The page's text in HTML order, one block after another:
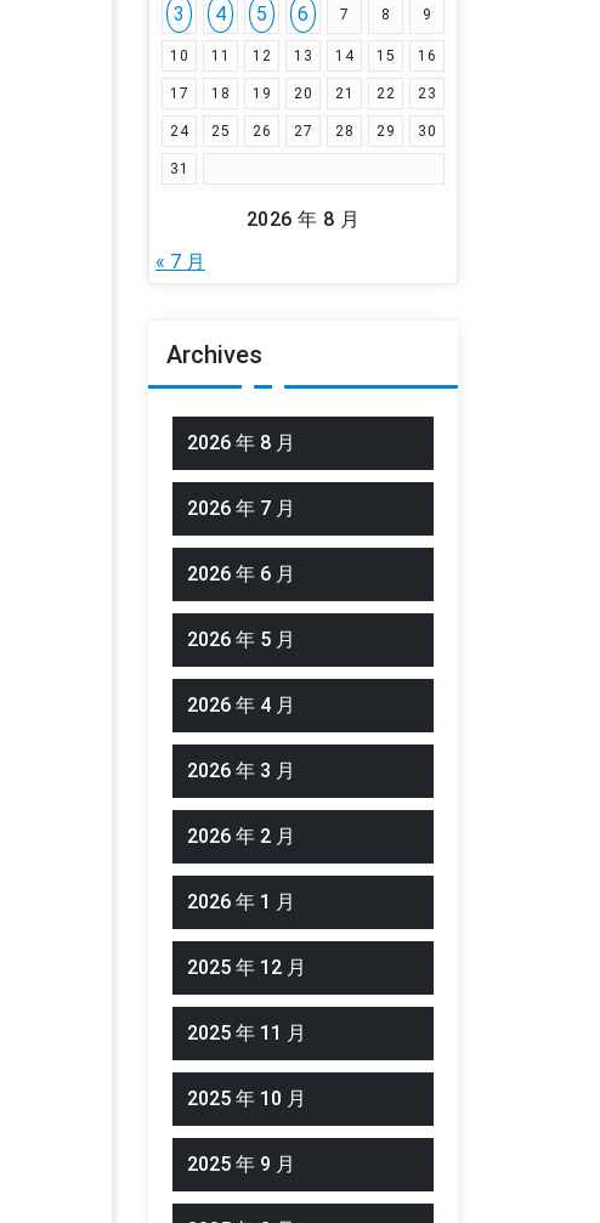
2026 年 8 月
3
4 5 6 7 8 9
10 11 12 13 14 15 16
17 18 19 20 21 22 23
24 25 26 27 28 29 30
31
« 7 月
Archives
2026 年 8 月
2026 年 7 月
2026 年 6 月
2026 年 5 月
2026 年 4 月
2026 年 3 月
2026 年 2 月
2026 年 1 月
2025 年 12 月
2025 年 11 月
2025 年 10 月
2025 年 9 月